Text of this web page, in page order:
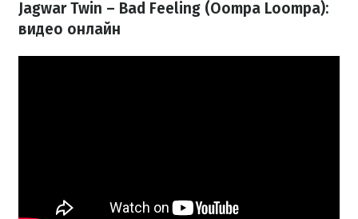
Jagwar Twin – Bad Feeling (Oompa Loompa):
видео онлайн